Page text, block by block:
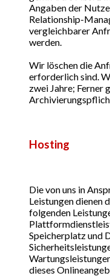
Angaben der
Relationship-
vergleichbarer
werden.
Wir löschen die
erforderlich sind.
zwei Jahre; Ferner
Hosting
Die von uns in
Leistungen dienen
folgenden
Speicherplatz und
dieses